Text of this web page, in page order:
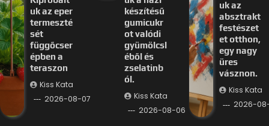
uk az eper
termeszté
sét
függőcser
épben a
teraszon
Kiss Kata
2026-08-07
készítésű
gumicukr
ot valódi
gyümölcsl
éből és
zselatinb
ól.
Kiss Kata
2026-08-06
uk az
absztrakt
festészet
et otthon,
egy nagy
üres
vásznon.
Kiss Kata
2026-